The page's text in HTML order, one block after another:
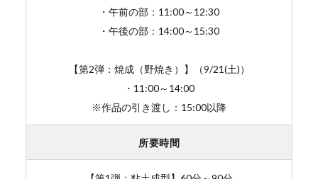
・午前の部：11:00～12:30
・午後の部：14:00～15:30
【第2弾：焼成（野焼き）】（9/21(土)）
・11:00～14:00
※作品の引き渡し：15:00以降
所要時間